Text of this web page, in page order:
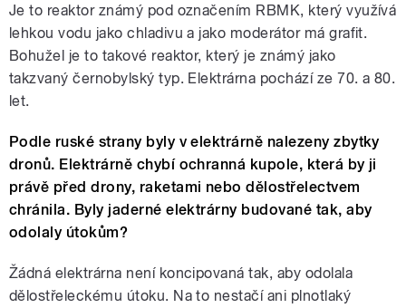
Je to reaktor známý pod označením RBMK, který využívá
lehkou vodu jako chladivu a jako moderátor má grafit.
Bohužel je to takové reaktor, který je známý jako
takzvaný černobylský typ. Elektrárna pochází ze 70. a 80.
let.
Podle ruské strany byly v elektrárně nalezeny zbytky
dronů. Elektrárně chybí ochranná kupole, která by ji
právě před drony, raketami nebo dělostřelectvem
chránila. Byly jaderné elektrárny budované tak, aby
odolaly útokům?
Žádná elektrárna není koncipovaná tak, aby odolala
dělostřeleckému útoku. Na to nestačí ani plnotlaký